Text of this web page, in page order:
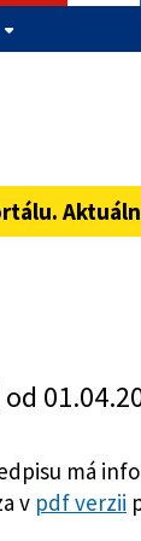
iba cez
má
v pdf verzii